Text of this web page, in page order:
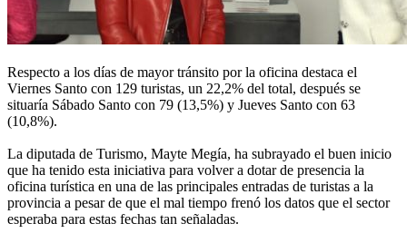
Respecto a los días de mayor tránsito por la oficina destaca el
Viernes Santo con 129 turistas, un 22,2% del total, después se
situaría Sábado Santo con 79 (13,5%) y Jueves Santo con 63
(10,8%).
La diputada de Turismo, Mayte Megía, ha subrayado el buen inicio
que ha tenido esta iniciativa para volver a dotar de presencia la
oficina turística en una de las principales entradas de turistas a la
provincia a pesar de que el mal tiempo frenó los datos que el sector
esperaba para estas fechas tan señaladas.